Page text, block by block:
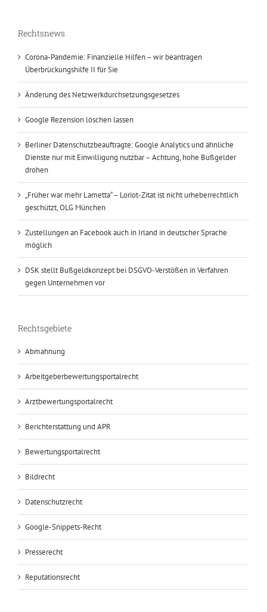
Rechtsnews
Corona-Pandemie: Finanzielle Hilfen – wir beantragen
Überbrückungshilfe II für Sie
Änderung des Netzwerkdurchsetzungsgesetzes
Google Rezension löschen lassen
Berliner Datenschutzbeauftragte: Google Analytics und ähnliche
Dienste nur mit Einwilligung nutzbar – Achtung, hohe Bußgelder
drohen
„Früher war mehr Lametta“ – Loriot-Zitat ist nicht urheberrechtlich
geschützt, OLG München
Zustellungen an Facebook auch in Irland in deutscher Sprache
möglich
DSK stellt Bußgeldkonzept bei DSGVO-Verstößen in Verfahren
gegen Unternehmen vor
Rechtsgebiete
Abmahnung
Arbeitgeberbewertungsportalrecht
Arztbewertungsportalrecht
Berichterstattung und APR
Bewertungsportalrecht
Bildrecht
Datenschutzrecht
Google-Snippets-Recht
Presserecht
Reputationsrecht